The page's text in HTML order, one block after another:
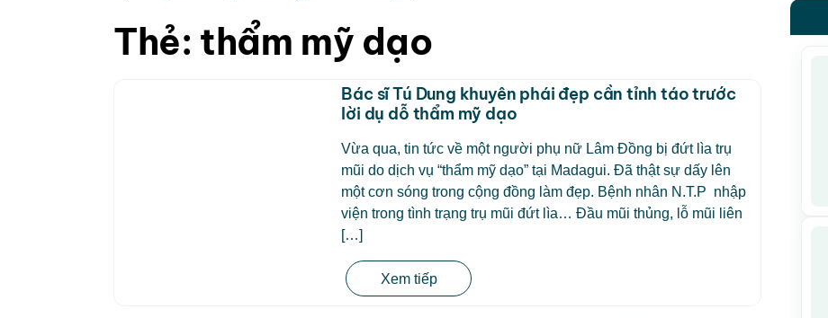
Thẻ: thẩm mỹ dạo
Bác sĩ Tú Dung khuyên phái đẹp cần tỉnh táo trước
lời dụ dỗ thẩm mỹ dạo
Vừa qua, tin tức về một người phụ nữ Lâm Đồng bị đứt lìa trụ
mũi do dịch vụ “thẩm mỹ dạo” tại Madagui. Đã thật sự dấy lên
một cơn sóng trong cộng đồng làm đẹp. Bệnh nhân N.T.P nhập
viện trong tình trạng trụ mũi đứt lìa… Đầu mũi thủng, lỗ mũi liên
[…]
Xem tiếp